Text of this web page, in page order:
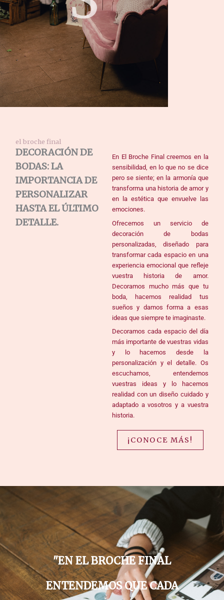
el broche final
DECORACIÓN DE
BODAS: LA
IMPORTANCIA DE
PERSONALIZAR
HASTA EL ÚLTIMO
DETALLE.
En El Broche Final creemos en la
sensibilidad, en lo que no se dice
pero se siente; en la armonía que
transforma una historia de amor y
en la estética que envuelve las
emociones.
Ofrecemos un servicio de
decoración de bodas
personalizadas, diseñado para
transformar cada espacio en una
experiencia emocional que refleje
vuestra historia de amor.
Decoramos mucho más que tu
boda, hacemos realidad tus
sueños y damos forma a esas
ideas que siempre te imaginaste.
Decoramos cada espacio del día
más importante de vuestras vidas
y lo hacemos desde la
personalización y el detalle. Os
escuchamos, entendemos
vuestras ideas y lo hacemos
realidad con un diseño cuidado y
adaptado a vosotros y a vuestra
historia.
¡CONOCE MÁS!
"EN EL BROCHE FINAL
ENTENDEMOS QUE CADA